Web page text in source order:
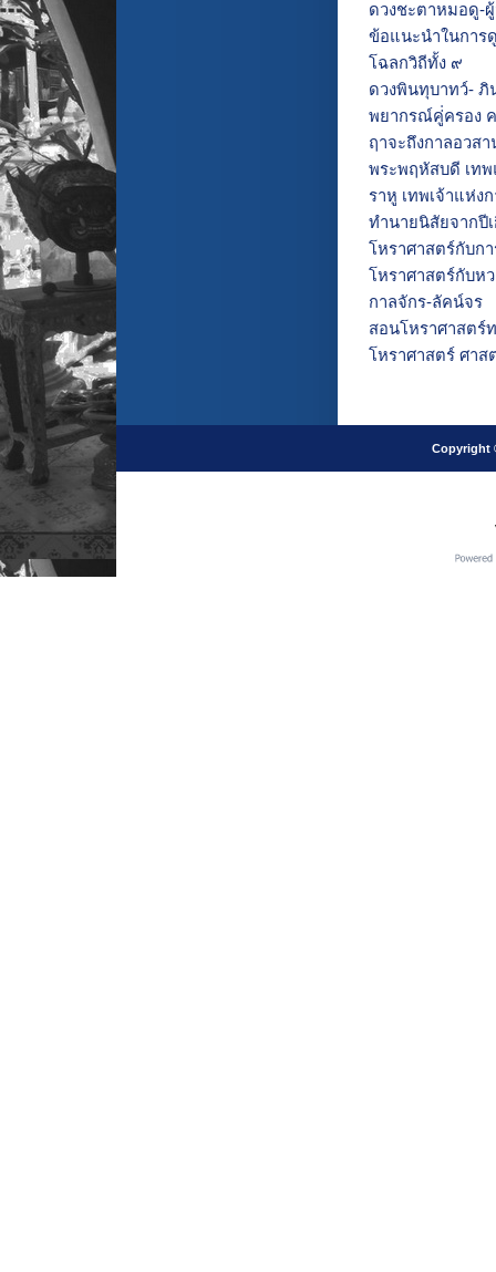
ดวงชะตาหมอดู-
ข้อแนะนำในการ
โฉลกวิถีทั้ง ๙
ดวงพินทุบาทว์- ภิ
พยากรณ์คู่่ครอง
ฤาจะถึงกาลอวส
พระพฤหัสบดี เท
ราหู เทพเจ้าแห่ง
ทำนายนิสัยจากปี
โหราศาสตร์กับก
โหราศาสตร์กับห
กาลจักร-ลัคน์จร
สอนโหราศาสตร์
โหราศาสตร์ ศาส
Copyright